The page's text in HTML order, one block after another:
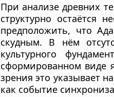
При анализе древних
структурно остаётся
предположить, что
скудным. В нём
культурного
сформированном виде
зрения это указывает
как событие